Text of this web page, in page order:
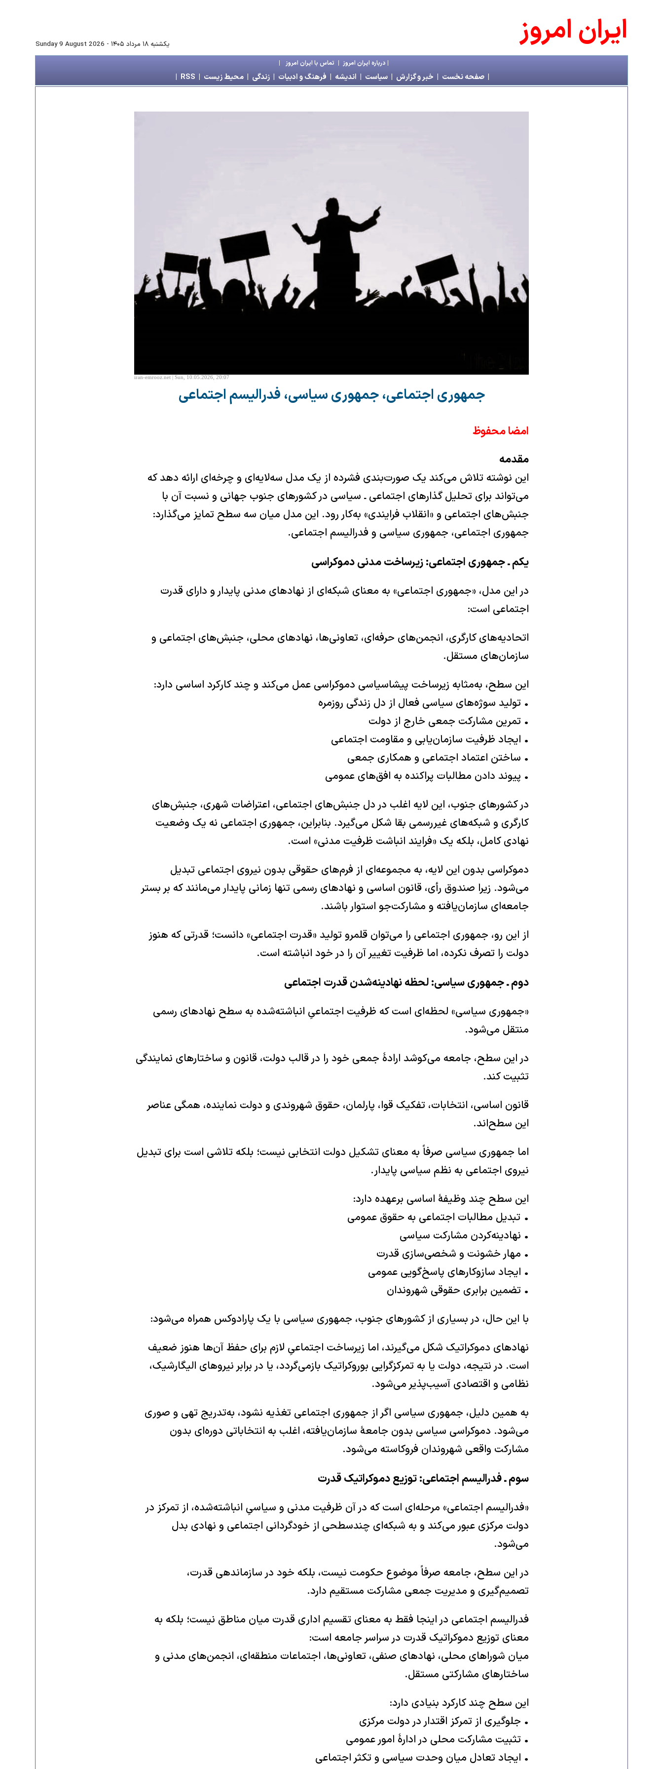
يكشنبه ۱۸ مرداد ۱۴۰۵ -
Sunday 9 August 2026 ايران امروز
|درباره ايران امروز | تماس با ايران امروز |
| صفحه نخست | خبر و گزارش | سياست | انديشه | فرهنگ و ادبيات | زندگی | محیط زیست |
RSS
|
iran-emrooz.net | Sun, 10.05.2026, 20:07
جمهوری اجتماعی، جمهوری سیاسی، فدرالیسم اجتماعی
امضا محفوظ
مقدمه
این نوشته تلاش می‌کند یک صورت‌بندی فشرده از یک مدل سه‌لایه‌ای و چرخه‌ای ارائه دهد که
می‌تواند برای تحلیل گذارهای اجتماعی ـ سیاسی در کشورهای جنوب جهانی و نسبت آن با
جنبش‌های اجتماعی و «انقلاب فرایندی» به‌کار رود. این مدل میان سه سطح تمایز می‌گذارد:
جمهوری اجتماعی، جمهوری سیاسی و فدرالیسم اجتماعی.
یکم ـ جمهوری اجتماعی: زیرساخت مدنی دموکراسی
در این مدل، «جمهوری اجتماعی» به معنای شبکه‌ای از نهادهای مدنی پایدار و دارای قدرت
اجتماعی است:
اتحادیه‌های کارگری، انجمن‌های حرفه‌ای، تعاونی‌ها، نهادهای محلی، جنبش‌های اجتماعی و
سازمان‌های مستقل.
این سطح، به‌مثابه زیرساخت پیشاسیاسی دموکراسی عمل می‌کند و چند کارکرد اساسی دارد:
• تولید سوژه‌های سیاسی فعال از دل زندگی روزمره
• تمرین مشارکت جمعی خارج از دولت
• ایجاد ظرفیت سازمان‌یابی و مقاومت اجتماعی
• ساختن اعتماد اجتماعی و همکاری جمعی
• پیوند دادن مطالبات پراکنده به افق‌های عمومی
در کشورهای جنوب، این لایه اغلب در دل جنبش‌های اجتماعی، اعتراضات شهری، جنبش‌های
کارگری و شبکه‌های غیررسمی بقا شکل می‌گیرد. بنابراین، جمهوری اجتماعی نه یک وضعیت
نهادی کامل، بلکه یک «فرایند انباشت ظرفیت مدنی» است.
دموکراسی بدون این لایه، به مجموعه‌ای از فرم‌های حقوقی بدون نیروی اجتماعی تبدیل
می‌شود. زیرا صندوق رأی، قانون اساسی و نهادهای رسمی تنها زمانی پایدار می‌مانند که بر بستر
جامعه‌ای سازمان‌یافته و مشارکت‌جو استوار باشند.
از این رو، جمهوری اجتماعی را می‌توان قلمرو تولید «قدرت اجتماعی» دانست؛ قدرتی که هنوز
دولت را تصرف نکرده، اما ظرفیت تغییر آن را در خود انباشته است.
دوم ـ جمهوری سیاسی: لحظه نهادینه‌شدن قدرت اجتماعی
«جمهوری سیاسی» لحظه‌ای است که ظرفیت اجتماعیِ انباشته‌شده به سطح نهادهای رسمی
منتقل می‌شود.
در این سطح، جامعه می‌کوشد ارادهٔ جمعی خود را در قالب دولت، قانون و ساختارهای نمایندگی
تثبیت کند.
قانون اساسی، انتخابات، تفکیک قوا، پارلمان، حقوق شهروندی و دولت نماینده، همگی عناصر
این سطح‌اند.
اما جمهوری سیاسی صرفاً به معنای تشکیل دولت انتخابی نیست؛ بلکه تلاشی است برای تبدیل
نیروی اجتماعی به نظم سیاسی پایدار.
این سطح چند وظیفهٔ اساسی برعهده دارد:
• تبدیل مطالبات اجتماعی به حقوق عمومی
• نهادینه‌کردن مشارکت سیاسی
• مهار خشونت و شخصی‌سازی قدرت
• ایجاد سازوکارهای پاسخ‌گویی عمومی
• تضمین برابری حقوقی شهروندان
با این حال، در بسیاری از کشورهای جنوب، جمهوری سیاسی با یک پارادوکس همراه می‌شود:
نهادهای دموکراتیک شکل می‌گیرند، اما زیرساخت اجتماعیِ لازم برای حفظ آن‌ها هنوز ضعیف
است. در نتیجه، دولت یا به تمرکزگرایی بوروکراتیک بازمی‌گردد، یا در برابر نیروهای الیگارشیک،
نظامی و اقتصادی آسیب‌پذیر می‌شود.
به همین دلیل، جمهوری سیاسی اگر از جمهوری اجتماعی تغذیه نشود، به‌تدریج تهی و صوری
می‌شود. دموکراسی سیاسی بدون جامعهٔ سازمان‌یافته، اغلب به انتخاباتی دوره‌ای بدون
مشارکت واقعی شهروندان فروکاسته می‌شود.
سوم ـ فدرالیسم اجتماعی: توزیع دموکراتیک قدرت
«فدرالیسم اجتماعی» مرحله‌ای است که در آن ظرفیت مدنی و سیاسیِ انباشته‌شده، از تمرکز در
دولت مرکزی عبور می‌کند و به شبکه‌ای چندسطحی از خودگردانی اجتماعی و نهادی بدل
می‌شود.
در این سطح، جامعه صرفاً موضوع حکومت نیست، بلکه خود در سازماندهی قدرت،
تصمیم‌گیری و مدیریت جمعی مشارکت مستقیم دارد.
فدرالیسم اجتماعی در اینجا فقط به معنای تقسیم اداری قدرت میان مناطق نیست؛ بلکه به
معنای توزیع دموکراتیک قدرت در سراسر جامعه است:
میان شوراهای محلی، نهادهای صنفی، تعاونی‌ها، اجتماعات منطقه‌ای، انجمن‌های مدنی و
ساختارهای مشارکتی مستقل.
این سطح چند کارکرد بنیادی دارد:
• جلوگیری از تمرکز اقتدار در دولت مرکزی
• تثبیت مشارکت محلی در ادارهٔ امور عمومی
• ایجاد تعادل میان وحدت سیاسی و تکثر اجتماعی